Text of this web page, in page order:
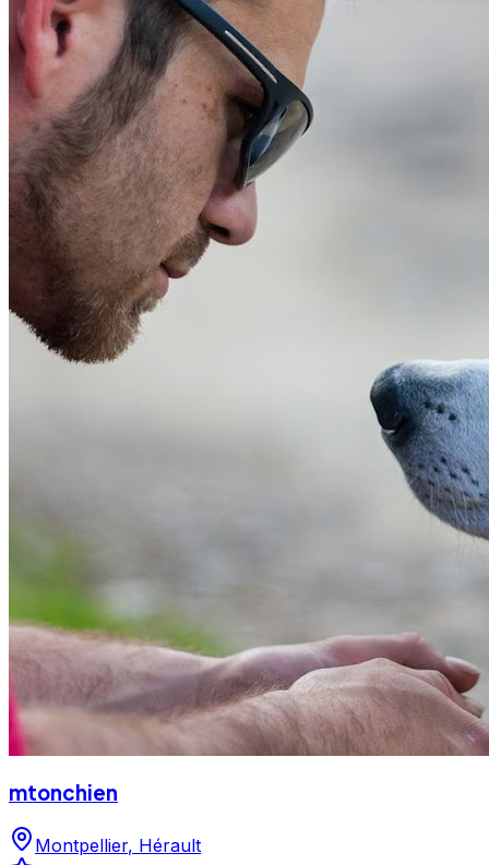
mtonchien
Montpellier, Hérault